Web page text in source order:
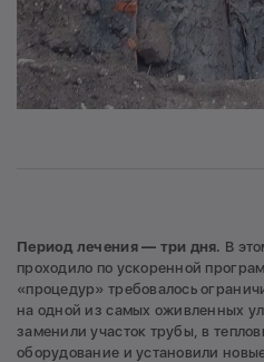
Период лечения — три дня. В
проходило по ускоренной
«процедур» требовалось
на одной из самых оживленных
заменили участок трубы, в
оборудование и установили